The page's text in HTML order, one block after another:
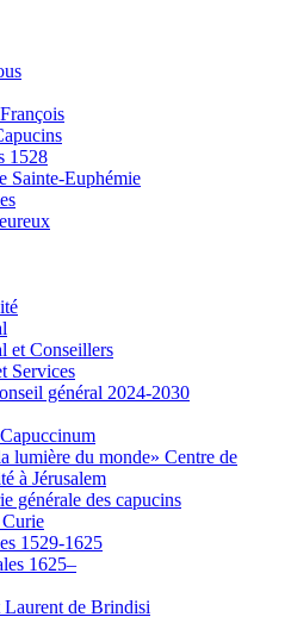
1528
Sainte-Euphémie
et Conseillers
Services
général 2024-2030
lumière du monde» Centre de
à Jérusalem
générale des capucins
Curie
1529-1625
1625–
Laurent de Brindisi